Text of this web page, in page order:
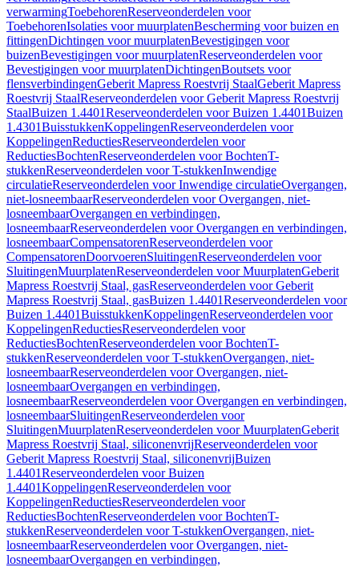
verwarmingToebehorenReserveonderdelen voor
ToebehorenIsolaties voor muurplatenBescherming voor buizen en
fittingenDichtingen voor muurplatenBevestigingen voor
buizenBevestigingen voor muurplatenReserveonderdelen voor
Bevestigingen voor muurplatenDichtingenBoutsets voor
flensverbindingenGeberit Mapress Roestvrij StaalGeberit Mapress
Roestvrij StaalReserveonderdelen voor Geberit Mapress Roestvrij
StaalBuizen 1.4401Reserveonderdelen voor Buizen 1.4401Buizen
1.4301BuisstukkenKoppelingenReserveonderdelen voor
KoppelingenReductiesReserveonderdelen voor
ReductiesBochtenReserveonderdelen voor BochtenT-
stukkenReserveonderdelen voor T-stukkenInwendige
circulatieReserveonderdelen voor Inwendige circulatieOvergangen,
niet-losneembaarReserveonderdelen voor Overgangen, niet-
losneembaarOvergangen en verbindingen,
losneembaarReserveonderdelen voor Overgangen en verbindingen,
losneembaarCompensatorenReserveonderdelen voor
CompensatorenDoorvoerenSluitingenReserveonderdelen voor
SluitingenMuurplatenReserveonderdelen voor MuurplatenGeberit
Mapress Roestvrij Staal, gasReserveonderdelen voor Geberit
Mapress Roestvrij Staal, gasBuizen 1.4401Reserveonderdelen voor
Buizen 1.4401BuisstukkenKoppelingenReserveonderdelen voor
KoppelingenReductiesReserveonderdelen voor
ReductiesBochtenReserveonderdelen voor BochtenT-
stukkenReserveonderdelen voor T-stukkenOvergangen, niet-
losneembaarReserveonderdelen voor Overgangen, niet-
losneembaarOvergangen en verbindingen,
losneembaarReserveonderdelen voor Overgangen en verbindingen,
losneembaarSluitingenReserveonderdelen voor
SluitingenMuurplatenReserveonderdelen voor MuurplatenGeberit
Mapress Roestvrij Staal, siliconenvrijReserveonderdelen voor
Geberit Mapress Roestvrij Staal, siliconenvrijBuizen
1.4401Reserveonderdelen voor Buizen
1.4401KoppelingenReserveonderdelen voor
KoppelingenReductiesReserveonderdelen voor
ReductiesBochtenReserveonderdelen voor BochtenT-
stukkenReserveonderdelen voor T-stukkenOvergangen, niet-
losneembaarReserveonderdelen voor Overgangen, niet-
losneembaarOvergangen en verbindingen,